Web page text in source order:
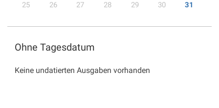
25
26 27 28 29 30 31
Ohne Tagesdatum
Keine undatierten Ausgaben vorhanden